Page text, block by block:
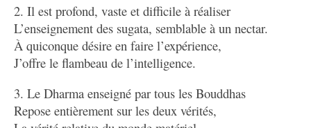
2. Il est profond, vaste et difficile à réaliser
L’enseignement des sugata, semblable à un nectar.
À quiconque désire en faire l’expérience,
J’offre le flambeau de l’intelligence.
3. Le Dharma enseigné par tous les Bouddhas
Repose entièrement sur les deux vérités,